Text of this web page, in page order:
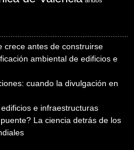
crece antes de construirse
ambiental de edificios e
cuando la divulgación en
e infraestructuras
La ciencia detrás de los